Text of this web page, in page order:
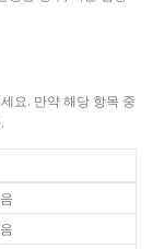
요. 만약 해당 항목 중